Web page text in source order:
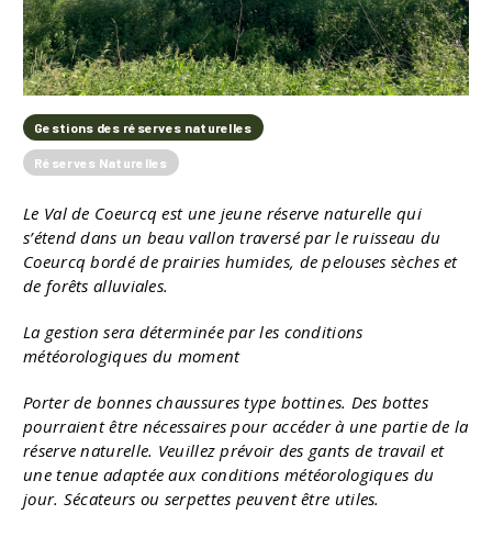
Gestions des réserves naturelles
Réserves Naturelles
Le Val de Coeurcq est une jeune réserve naturelle qui
s’étend dans un beau vallon traversé par le ruisseau du
Coeurcq bordé de prairies humides, de pelouses sèches et
de forêts alluviales.
La gestion sera déterminée par les conditions
météorologiques du moment
Porter de bonnes chaussures type bottines. Des bottes
pourraient être nécessaires pour accéder à une partie de la
réserve naturelle. Veuillez prévoir des gants de travail et
une tenue adaptée aux conditions météorologiques du
jour. Sécateurs ou serpettes peuvent être utiles.